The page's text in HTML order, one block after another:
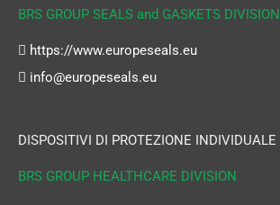
BRS GROUP SEALS and GASKETS DIVISION
https://www.europeseals.eu
info@europeseals.eu
DISPOSITIVI DI PROTEZIONE INDIVIDUALE
BRS GROUP HEALTHCARE DIVISION